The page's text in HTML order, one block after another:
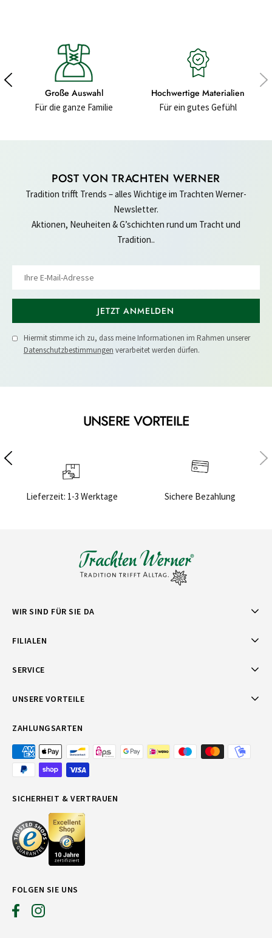
Große Auswahl
Für die ganze Familie
Hochwertige Materialien
Für ein gutes Gefühl
POST VON TRACHTEN WERNER
Tradition trifft Trends – alles Wichtige im Trachten Werner-
Newsletter.
Aktionen, Neuheiten & G’schichten rund um Tracht und
Tradition..
JETZT ANMELDEN
Hiermit stimme ich zu, dass meine Informationen im Rahmen unserer
Datenschutzbestimmungen verarbeitet werden dürfen.
UNSERE VORTEILE
Lieferzeit: 1-3 Werktage Sichere Bezahlung
WIR SIND FÜR SIE DA
FILIALEN
SERVICE
UNSERE VORTEILE
ZAHLUNGSARTEN
FOLGEN SIE UNS
SICHERHEIT & VERTRAUEN